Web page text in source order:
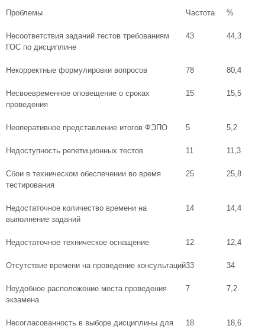
Проблемы Частота %
Несоответствия заданий тестов требованиям
ГОС по дисциплине
43 44,3
Некорректные формулировки вопросов 78 80,4
Несвоевременное оповещение о сроках
проведения
15 15,5
Неоперативное представление итогов ФЭПО 5 5,2
Недоступность репетиционных тестов 11 11,3
Сбои в техническом обеспечении во время
тестирования
25 25,8
Недостаточное количество времени на
выполнение заданий
14 14,4
Недостаточное техническое оснащение 12 12,4
Отсутствие времени на проведение консультаций33 34
Неудобное расположение места проведения
экзамена
7 7,2
Несогласованность в выборе дисциплины для
18 18,6